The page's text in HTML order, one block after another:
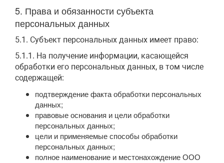
5. Права и обязанности субъекта
персональных данных
5.1. Субъект персональных данных имеет право:
5.1.1. На получение информации, касающейся
обработки его персональных данных, в том числе
содержащей:
подтверждение факта обработки персональных
данных;
правовые основания и цели обработки
персональных данных;
цели и применяемые способы обработки
персональных данных;
полное наименование и местонахождение ООО